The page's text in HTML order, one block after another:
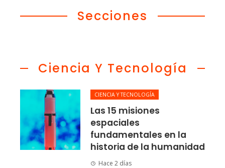
Secciones
Ciencia Y Tecnología
CIENCIA Y TECNOLOGÍA
Las 15 misiones
espaciales
fundamentales en la
historia de la humanidad
Hace 2 días